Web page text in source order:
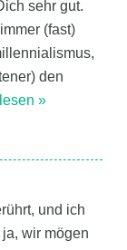
sehr gut.
(fast)
den
»
und ich
wir mögen